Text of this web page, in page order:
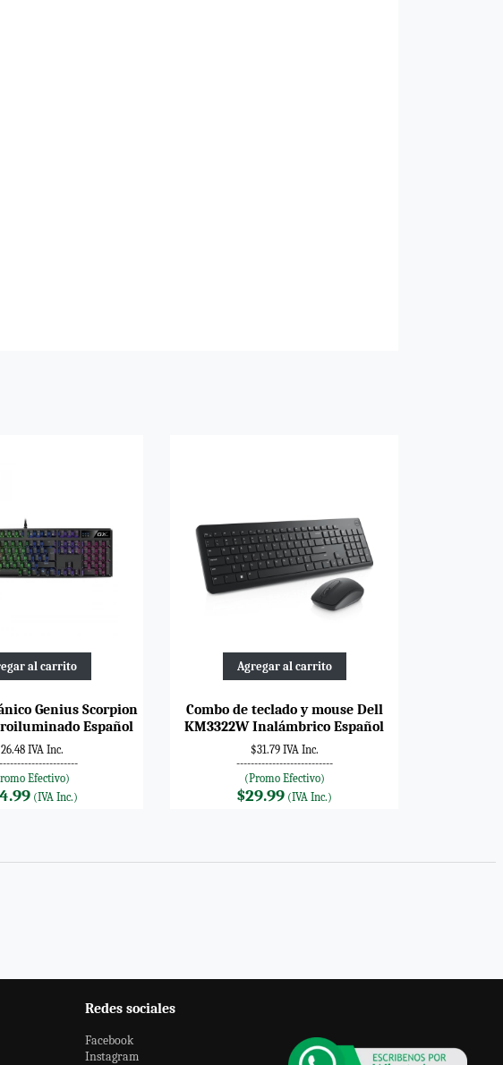
al carrito
Genius Scorpion
Español
IVA Inc.
Efectivo)
(IVA Inc.)
Agregar al carrito
Combo de teclado y mouse Dell
KM3322W Inalámbrico Español
$31.79 IVA Inc.
---------------------------
(Promo Efectivo)
$29.99 (IVA Inc.)
Redes sociales
Facebook
Instagram